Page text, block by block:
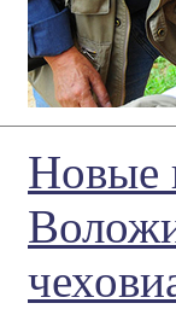
Новые